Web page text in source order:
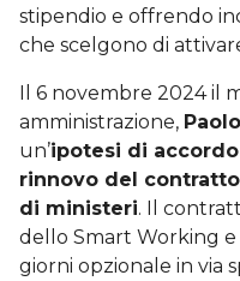
stipendio e offrendo
che scelgono di
Il 6 novembre 2024 il
amministrazione,
un’ipotesi di accordo
rinnovo del
di ministeri. Il
dello Smart Working
giorni opzionale in via